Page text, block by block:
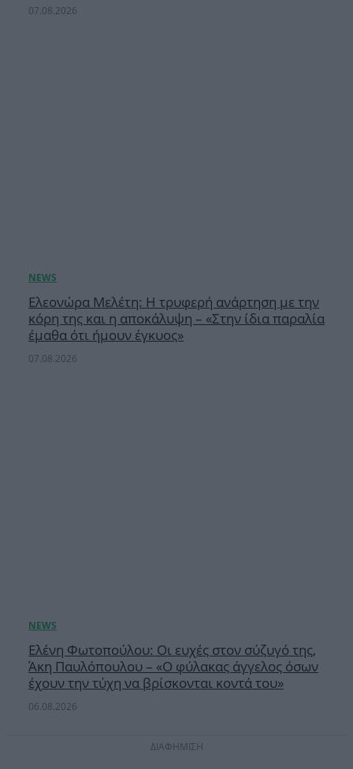
07.08.2026
Ελεονώρα Μελέτη: Η τρυφερή ανάρτηση με την
κόρη της και η αποκάλυψη – «Στην ίδια παραλία
έμαθα ότι ήμουν έγκυος»
07.08.2026
Ελένη Φωτοπούλου: Οι ευχές στον σύζυγό της,
Άκη Παυλόπουλου – «Ο φύλακας άγγελος όσων
έχουν την τύχη να βρίσκονται κοντά του»
06.08.2026
ΔΙΑΦΗΜΙΣΗ